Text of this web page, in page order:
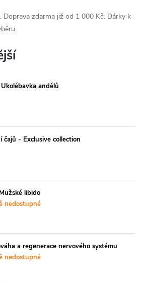
Doprava zdarma již od 1 000 Kč. Dárky k
andělů
čajů - Exclusive collection
libido
nedostupné
a regenerace nervového systému
nedostupné